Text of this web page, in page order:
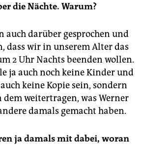
die Nächte. Warum?
auch darüber gesprochen und
dass wir in unserem Alter das
2 Uhr Nachts beenden wollen.
ja auch noch keine Kinder und
keine Kopie sein, sondern
dem weitertragen, was Werner
damals gemacht haben.
ja damals mit dabei, woran